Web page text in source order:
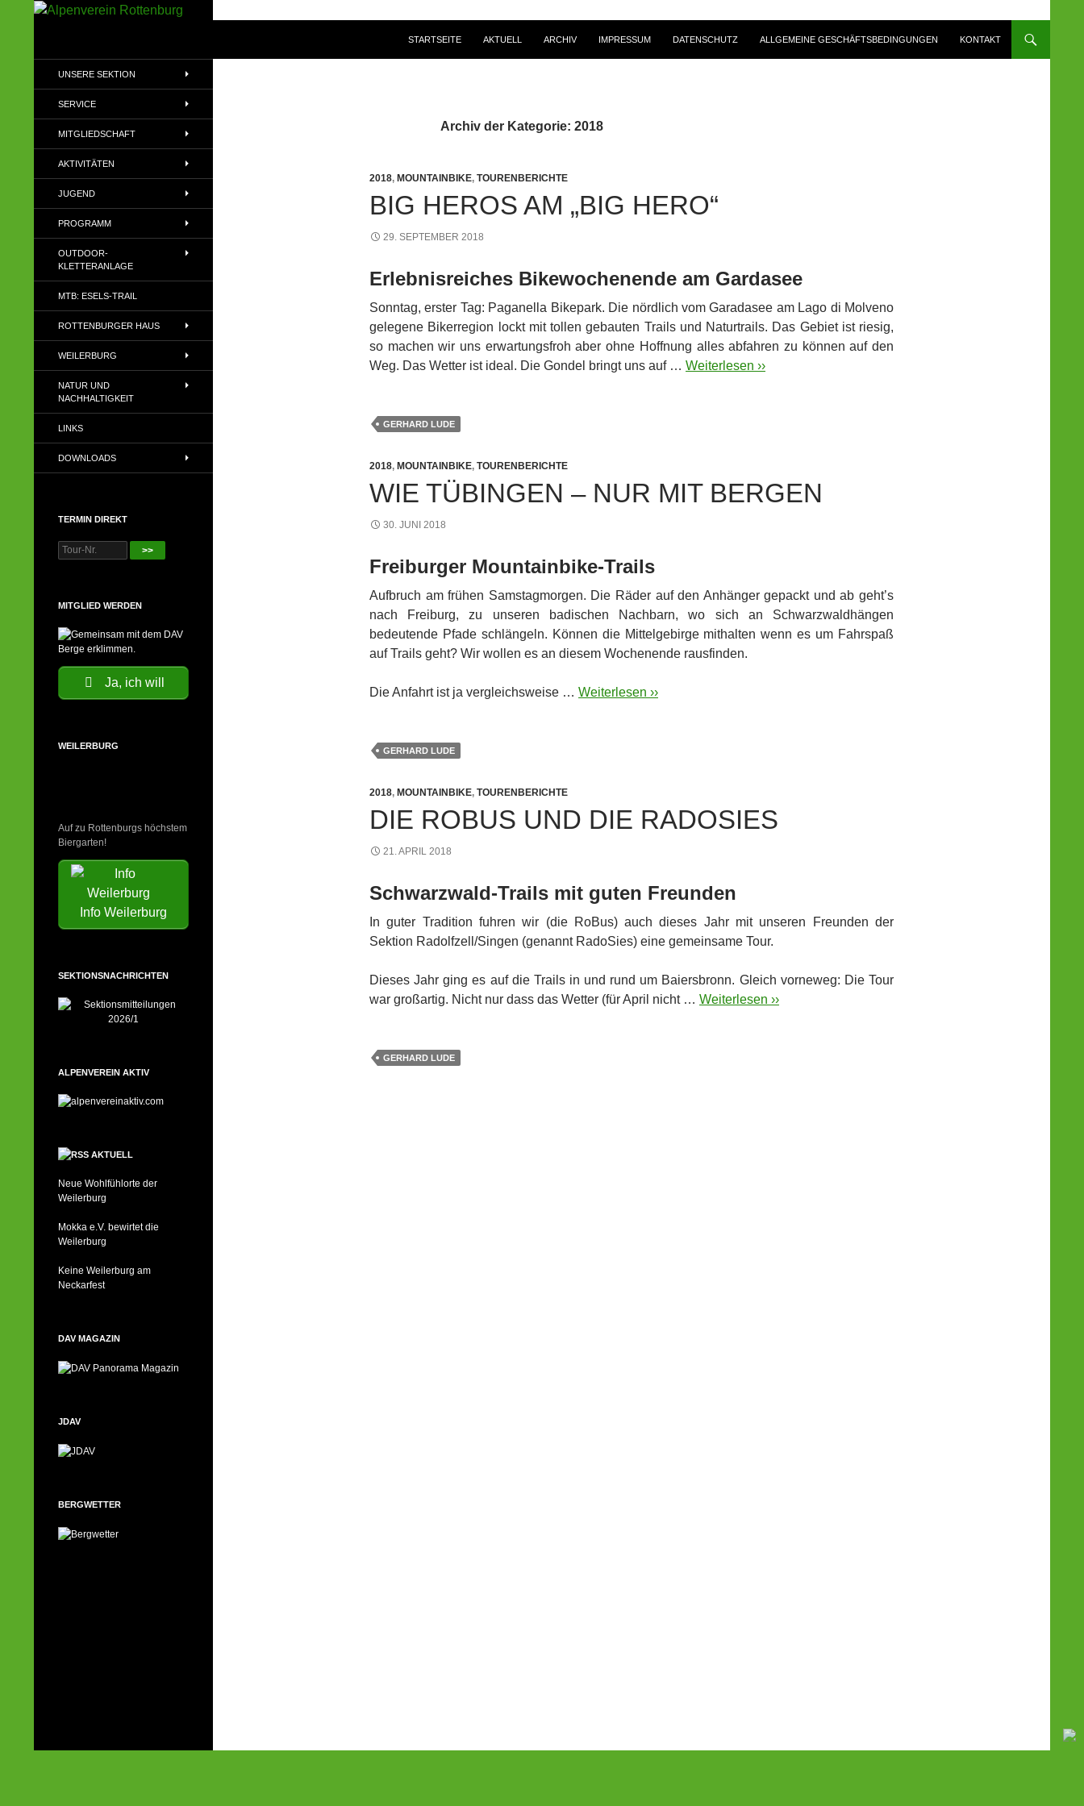
STARTSEITE AKTUELL ARCHIV IMPRESSUM DATENSCHUTZ ALLGEMEINE GESCHÄFTSBEDINGUNGEN KONTAKT
Archiv der Kategorie: 2018
2018, MOUNTAINBIKE, TOURENBERICHTE
BIG HEROS AM „BIG HERO“
29. SEPTEMBER 2018
Erlebnisreiches Bikewochenende am Gardasee
Sonntag, erster Tag: Paganella Bikepark. Die nördlich vom Garadasee am Lago di Molveno
gelegene Bikerregion lockt mit tollen gebauten Trails und Naturtrails. Das Gebiet ist riesig,
so machen wir uns erwartungsfroh aber ohne Hoffnung alles abfahren zu können auf den
Weg. Das Wetter ist ideal. Die Gondel bringt uns auf … Weiterlesen ››
GERHARD LUDE
2018, MOUNTAINBIKE, TOURENBERICHTE
WIE TÜBINGEN – NUR MIT BERGEN
30. JUNI 2018
Freiburger Mountainbike-Trails
Aufbruch am frühen Samstagmorgen. Die Räder auf den Anhänger gepackt und ab geht’s
nach Freiburg, zu unseren badischen Nachbarn, wo sich an Schwarzwaldhängen
bedeutende Pfade schlängeln. Können die Mittelgebirge mithalten wenn es um Fahrspaß
auf Trails geht? Wir wollen es an diesem Wochenende rausfinden.
Die Anfahrt ist ja vergleichsweise … Weiterlesen ››
GERHARD LUDE
2018, MOUNTAINBIKE, TOURENBERICHTE
DIE ROBUS UND DIE RADOSIES
21. APRIL 2018
Schwarzwald-Trails mit guten Freunden
In guter Tradition fuhren wir (die RoBus) auch dieses Jahr mit unseren Freunden der
Sektion Radolfzell/Singen (genannt RadoSies) eine gemeinsame Tour.
Dieses Jahr ging es auf die Trails in und rund um Baiersbronn. Gleich vorneweg: Die Tour
war großartig. Nicht nur dass das Wetter (für April nicht … Weiterlesen ››
GERHARD LUDE
Alpenvereins (DAV) e.V
UNSERE SEKTION
SERVICE
MITGLIEDSCHAFT
AKTIVITÄTEN
JUGEND
PROGRAMM
OUTDOOR-
KLETTERANLAGE
MTB: ESELS-TRAIL
ROTTENBURGER HAUS
WEILERBURG
NATUR UND
NACHHALTIGKEIT
LINKS
DOWNLOADS
TERMIN DIREKT
>>
MITGLIED WERDEN
Ja, ich will
WEILERBURG
Auf zu Rottenburgs höchstem
Biergarten!
Info Weilerburg
SEKTIONSNACHRICHTEN
ALPENVEREIN AKTIV
AKTUELL
Neue Wohlfühlorte der
Weilerburg
Mokka e.V. bewirtet die
Weilerburg
Keine Weilerburg am
Neckarfest
DAV MAGAZIN
JDAV
BERGWETTER